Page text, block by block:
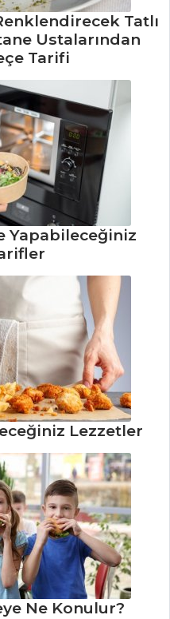
Tatlı
Ustalarından
Tarifi
Yapabileceğiniz
Lezzetler
Ne Konulur?